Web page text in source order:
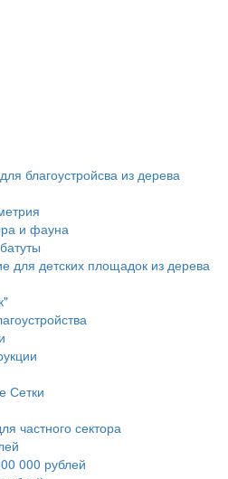
благоустройсва из дерева
и фауна
для детских площадок из дерева
Сетки
частного сектора
000 рублей